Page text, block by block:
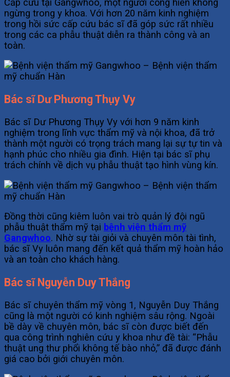
Cấp cứu tại Gangwhoo, một người cống hiến không
ngừng trong y khoa. Với hơn 20 năm kinh nghiệm
trong hồi sức cấp cứu bác sĩ đã góp sức rất nhiều
trong các ca phẫu thuật diễn ra thành công và an
toàn.
Bác sĩ Dư Phương Thụy Vy
Bác sĩ Dư Phương Thụy Vy với hơn 9 năm kinh
nghiệm trong lĩnh vực thẩm mỹ và nội khoa, đã trở
thành một người có trọng trách mang lại sự tự tin và
hạnh phúc cho nhiều gia đình. Hiện tại bác sĩ phụ
trách chính về dịch vụ phẫu thuật tạo hình vùng kín.
Đồng thời cũng kiêm luôn vai trò quản lý đội ngũ
phẫu thuật thẩm mỹ tại bệnh viện thẩm mỹ
Gangwhoo. Nhờ sự tài giỏi và chuyên môn tài tình,
bác sĩ Vy luôn mang đến kết quả thẩm mỹ hoàn hảo
và an toàn cho khách hàng.
Bác sĩ Nguyễn Duy Thắng
Bác sĩ chuyên thẩm mỹ vòng 1, Nguyễn Duy Thắng
cũng là một người có kinh nghiệm sâu rộng. Ngoài
bề dày về chuyên môn, bác sĩ còn được biết đến
qua công trình nghiên cứu y khoa như đề tài: “Phẫu
thuật ung thư phổi không tế bào nhỏ,” đã được đánh
giá cao bởi giới chuyên môn.